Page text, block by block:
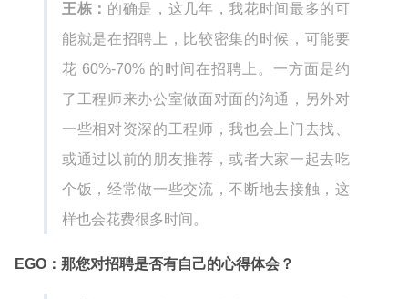
王栋： 的确是，这几年，我花时间最多的可
能就是在招聘上，比较密集的时候，可能要
花 60%-70% 的时间在招聘上。一方面是约
了工程师来办公室做面对面的沟通，另外对
一些相对资深的工程师，我也会上门去找、
或通过以前的朋友推荐，或者大家一起去吃
个饭，经常做一些交流，不断地去接触，这
样也会花费很多时间。
EGO：那您对招聘是否有自己的心得体会？